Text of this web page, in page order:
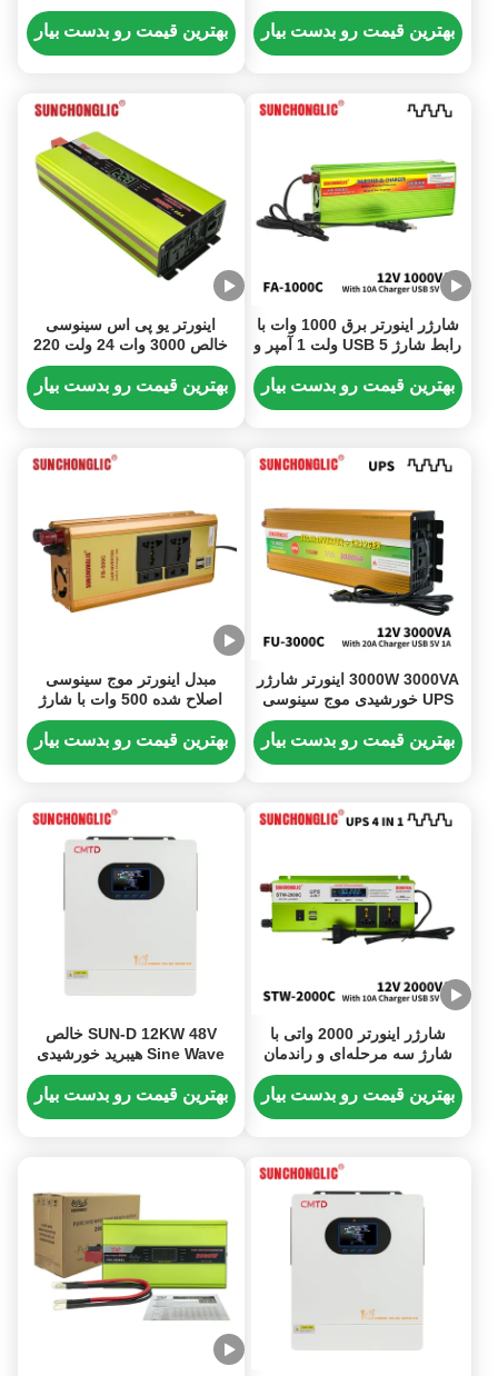
USB 5V 1A و تبدیل 12V به
220V
بهترین قیمت رو بدست بیار
برای تبدیل برق DC به AC
خانگی
بهترین قیمت رو بدست بیار
شارژر اینورتر برق 1000 وات با
رابط شارژ USB 5 ولت 1 آمپر و
خروجی موج سینوسی اصلاح
شده
بهترین قیمت رو بدست بیار
اینورتر یو پی اس سینوسی
خالص 3000 وات 24 ولت 220
ولت اینورتر خورشیدی با شارژر
برای لوازم خانگی
بهترین قیمت رو بدست بیار
3000W 3000VA اینورتر شارژر
UPS خورشیدی موج سینوسی
اصلاح شده 12 ولت 220 ولت
برای مصارف خانگی
بهترین قیمت رو بدست بیار
مبدل اینورتر موج سینوسی
اصلاح شده 500 وات با شارژ
دوگانه USB و شارژر 10 آمپر
بهترین قیمت رو بدست بیار
شارژر اینورتر 2000 واتی با
شارژ سه مرحله‌ای و راندمان
85% برای تبدیل DC 12 ولت به
AC 220 ولت
بهترین قیمت رو بدست بیار
SUN-D 12KW 48V خالص
Sine Wave هیبرید خورشیدی
اینورتر با شارژر MPPT و
عملکرد UPS
بهترین قیمت رو بدست بیار